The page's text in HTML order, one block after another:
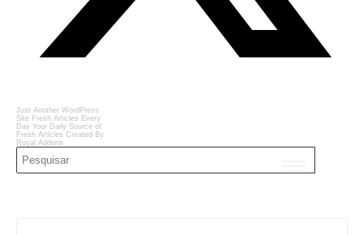
Just Another WordPress
Site Fresh Articles Every
Day Your Daily Source of
Fresh Articles Created By
Royal Addons